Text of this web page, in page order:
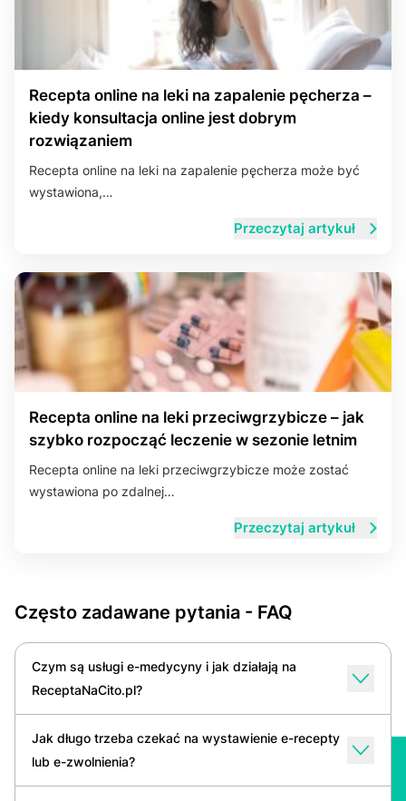
Recepta online na leki na zapalenie pęcherza –
kiedy konsultacja online jest dobrym
rozwiązaniem
Recepta online na leki na zapalenie pęcherza może być
wystawiona,…
Przeczytaj artykuł
Recepta online na leki przeciwgrzybicze – jak
szybko rozpocząć leczenie w sezonie letnim
Recepta online na leki przeciwgrzybicze może zostać
wystawiona po zdalnej…
Przeczytaj artykuł
Często zadawane pytania - FAQ
Czym są usługi e-medycyny i jak działają na
ReceptaNaCito.pl?
Jak długo trzeba czekać na wystawienie e-recepty
lub e-zwolnienia?